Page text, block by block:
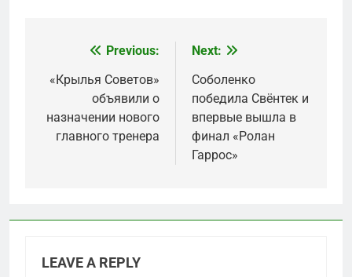
navigation
Previous:
«Крылья Советов»
объявили о
назначении нового
главного тренера
Next:
Соболенко
победила Свёнтек и
впервые вышла в
финал «Ролан
Гаррос»
LEAVE A REPLY